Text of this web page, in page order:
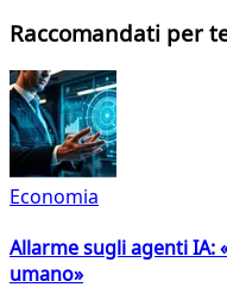
Raccomandati per
Economia
Allarme sugli agenti IA:
umano»